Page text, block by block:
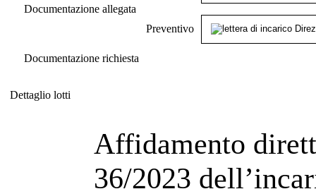
Documentazione allegata
Preventivo
Documentazione richiesta
Dettaglio lotti
Affidamento
36/2023